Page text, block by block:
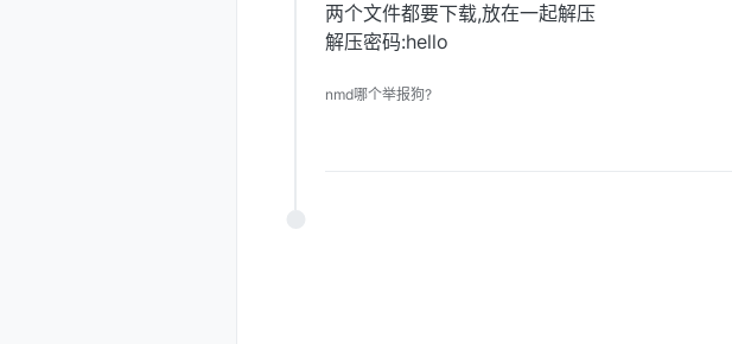
两个文件都要下载,放在一起解压
解压密码:hello
nmd哪个举报狗?